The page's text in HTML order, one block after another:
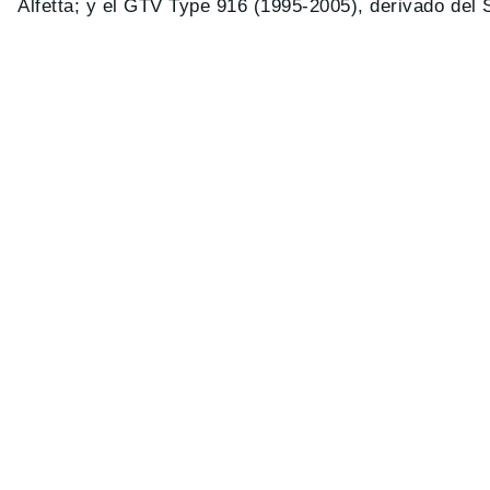
Alfetta; y el GTV Type 916 (1995-2005), derivado del